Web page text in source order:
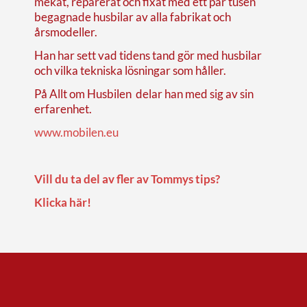
begagnade husbilar av alla fabrikat och
årsmodeller.
Han har sett vad tidens tand gör med husbilar
och vilka tekniska lösningar som håller.
På Allt om Husbilen delar han med sig av sin
erfarenhet.
www.mobilen.eu
Vill du ta del av fler av Tommys tips?
Klicka här!